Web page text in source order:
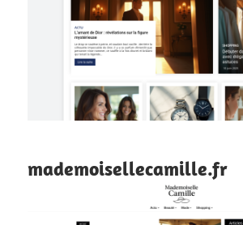
mademoisellecamille.fr